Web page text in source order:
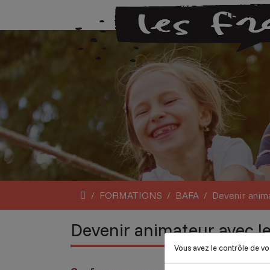
Vous avez le contrôle de
LES
FORMATIONS BAFA Devenir
Devenir animateur avec